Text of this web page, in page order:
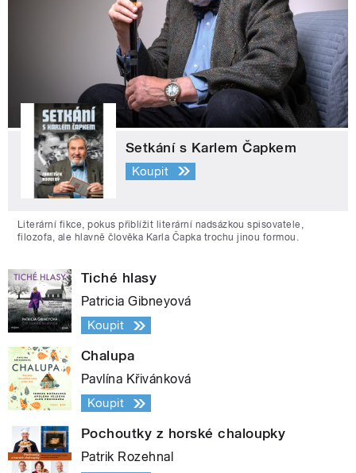
Setkání s Karlem Čapkem
Koupit
Literární fikce, pokus přiblížit literární nadsázkou spisovatele,
filozofa, ale hlavně člověka Karla Čapka trochu jinou formou.
Tiché hlasy
Patricia Gibneyová
Koupit
Chalupa
Pavlína Křivánková
Koupit
Pochoutky z horské chaloupky
Patrik Rozehnal